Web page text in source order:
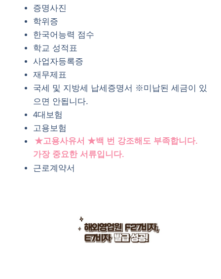
증명사진
학위증
한국어능력 점수
학교 성적표
사업자등록증
재무제표
국세 및 지방세 납세증명서 ※미납된 세금이 있
으면 안됩니다.
4대보험
고용보험
★고용사유서 ★백 번 강조해도 부족합니다.
가장 중요한 서류입니다.
근로계약서